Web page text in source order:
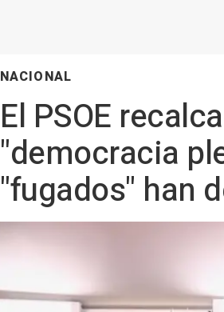
NACIONAL
El PSOE
"democracia
"fugados" han